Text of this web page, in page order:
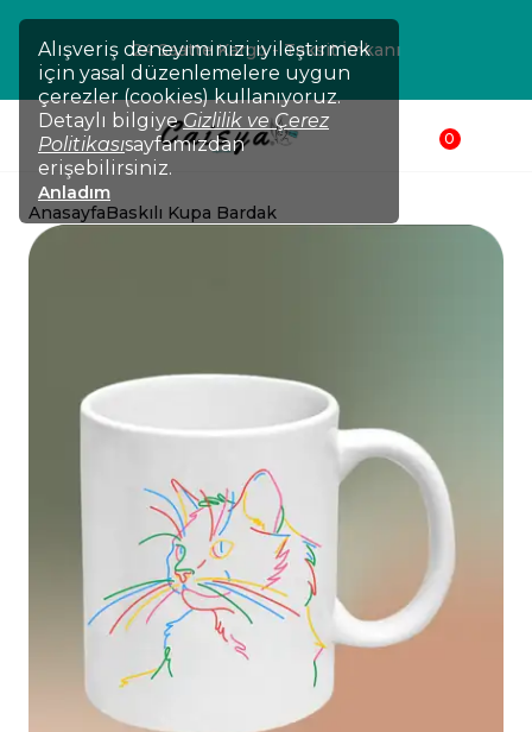
Alışveriş deneyiminizi iyileştirmek
için yasal düzenlemelere uygun
çerezler (cookies) kullanıyoruz.
Detaylı bilgiye Gizlilik ve Çerez
Politikasısayfamızdan
erişebilirsiniz.
Anladım
24 Saatte Kargo - Taksit İmkanı
0
AnasayfaBaskılı Kupa Bardak